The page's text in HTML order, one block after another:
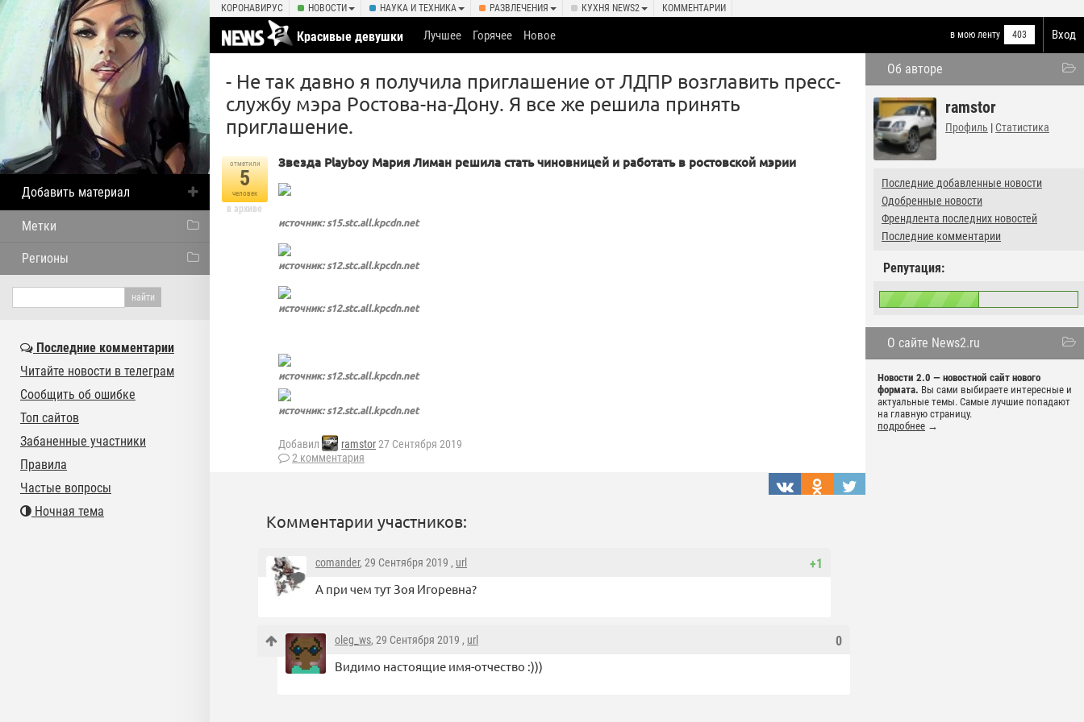
КОРОНАВИРУС НОВОСТИ НАУКА И ТЕХНИКА РАЗВЛЕЧЕНИЯ КУХНЯ NEWS2 КОММЕНТАРИИ
Вход
Красивые девушки в мою ленту 403
Лучшее Горячее Новое
Об авторе
ramstor
Профиль | Статистика
Последние добавленные новости
Одобренные новости
Френдлента последних новостей
Последние комментарии
Репутация:
О сайте News2.ru
Новости 2.0 — новостной сайт нового
формата. Вы сами выбираете интересные и
актуальные темы. Самые лучшие попадают
на главную страницу.
подробнее →
- Не так давно я получила приглашение от ЛДПР возглавить пресс-
службу мэра Ростова-на-Дону. Я все же решила принять
приглашение.
отметили
5
человек
в архиве
Звезда Playboy Мария Лиман решила стать чиновницей и работать в ростовской мэрии
источник: s15.stc.all.kpcdn.net
источник: s12.stc.all.kpcdn.net
источник: s12.stc.all.kpcdn.net
источник: s12.stc.all.kpcdn.net
источник: s12.stc.all.kpcdn.net
Добавил ramstor27 Сентября 2019
2 комментария
Комментарии участников:
+1
comander, 29 Сентября 2019 , url
А при чем тут Зоя Игоревна?
0
oleg_ws, 29 Сентября 2019 , url
Видимо настоящие имя-отчество :)))
Добавить материал
Метки
Регионы
Последние комментарии
Читайте новости в телеграм
Сообщить об ошибке
Топ сайтов
Забаненные участники
Правила
Частые вопросы
Ночная тема